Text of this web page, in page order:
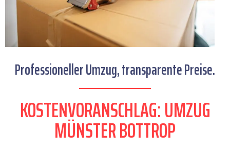
Professioneller Umzug, transparente Preise.
KOSTENVORANSCHLAG: UMZUG
MÜNSTER BOTTROP